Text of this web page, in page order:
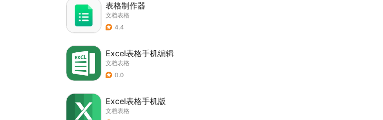
表格制作器
文档表格
4.4
Excel表格手机编辑
文档表格
0.0
Excel表格手机版
文档表格